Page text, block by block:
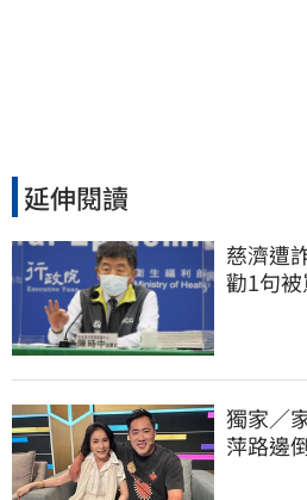
延伸閱讀
慈濟遭
勸1句
獨家／
萍路邊